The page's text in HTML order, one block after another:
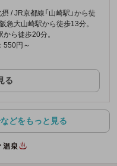
/ JR京都線「山崎駅」から徒
急大山崎駅から徒歩13分。
から徒歩20分。
550円～
る
どをもっと見る